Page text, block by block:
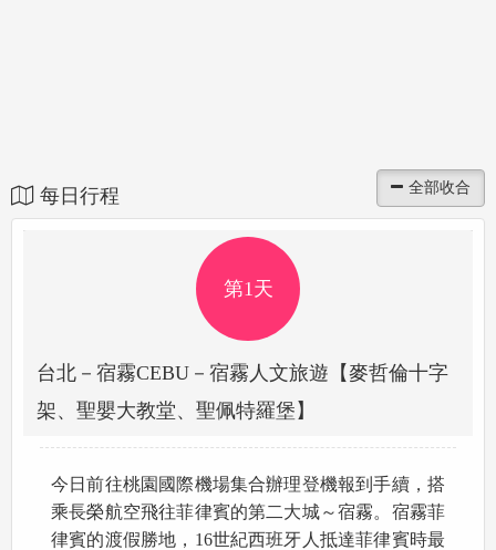
每日行程
第1天
台北－宿霧CEBU－宿霧人文旅遊【麥哲倫十字
架、聖嬰大教堂、聖佩特羅堡】
今日前往桃園國際機場集合辦理登機報到手續，搭
乘長榮航空飛往菲律賓的第二大城～宿霧。宿霧菲
律賓的渡假勝地，16世紀西班牙人抵達菲律賓時最